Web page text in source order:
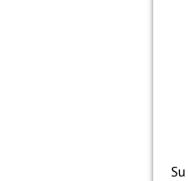
Su